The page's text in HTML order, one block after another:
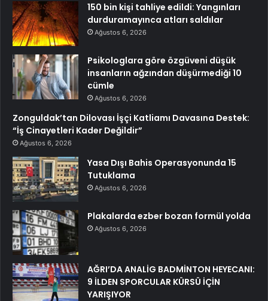
150 bin kişi tahliye edildi: Yangınları
durduramayınca atları saldılar
Ağustos 6, 2026
Psikologlara göre özgüveni düşük
insanların ağzından düşürmediği 10
cümle
Ağustos 6, 2026
Zonguldak’tan Dilovası İşçi Katliamı Davasına Destek:
“İş Cinayetleri Kader Değildir”
Ağustos 6, 2026
Yasa Dışı Bahis Operasyonunda 15
Tutuklama
Ağustos 6, 2026
Plakalarda ezber bozan formül yolda
Ağustos 6, 2026
AĞRI’DA ANALİG BADMİNTON HEYECANI:
9 İLDEN SPORCULAR KÜRSÜ İÇİN
YARIŞIYOR